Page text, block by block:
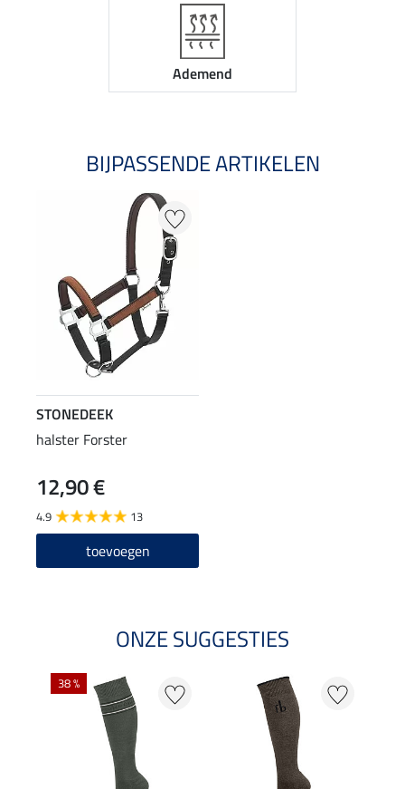
Ademend
BIJPASSENDE ARTIKELEN
STONEDEEK
halster Forster
12,90 €
4.9 13
toevoegen
ONZE SUGGESTIES
38 %